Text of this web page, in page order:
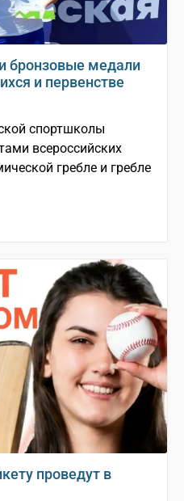
бронзовые медали
и первенстве
спортшколы
всероссийских
гребле и гребле
проведут в